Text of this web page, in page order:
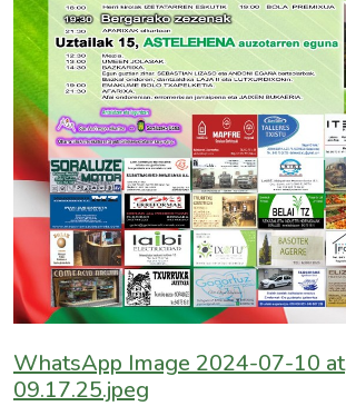
WhatsApp Image 2024-07-10 at
09.17.25.jpeg